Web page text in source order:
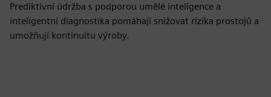
Prediktivní údržba s podporou umělé inteligence a
inteligentní diagnostika pomáhají snižovat rizika prostojů a
umožňují kontinuitu výroby.